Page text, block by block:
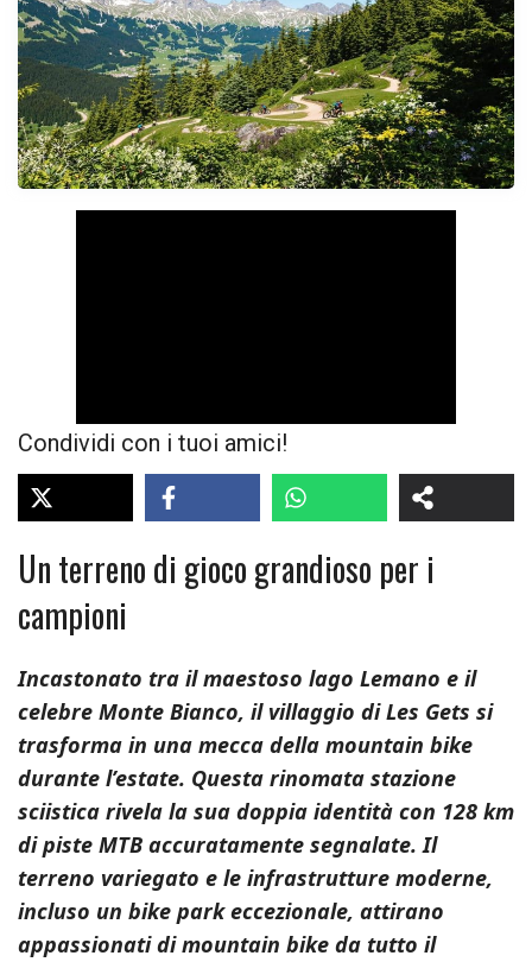
Condividi con i tuoi amici!
Un terreno di gioco grandioso per i
campioni
Incastonato tra il maestoso lago Lemano e il
celebre Monte Bianco, il villaggio di Les Gets si
trasforma in una mecca della mountain bike
durante l’estate. Questa rinomata stazione
sciistica rivela la sua doppia identità con 128 km
di piste MTB accuratamente segnalate. Il
terreno variegato e le infrastrutture moderne,
incluso un bike park eccezionale, attirano
appassionati di mountain bike da tutto il